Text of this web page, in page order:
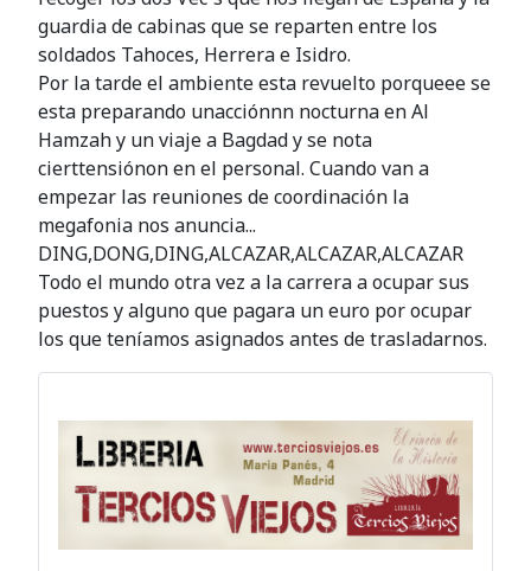
guardia de cabinas que se reparten entre los
soldados Tahoces, Herrera e Isidro.
Por la tarde el ambiente esta revuelto porqueee se
esta preparando unacciónnn nocturna en Al
Hamzah y un viaje a Bagdad y se nota
cierttensiónon en el personal. Cuando van a
empezar las reuniones de coordinación la
megafonia nos anuncia...
DING,DONG,DING,ALCAZAR,ALCAZAR,ALCAZAR
Todo el mundo otra vez a la carrera a ocupar sus
puestos y alguno que pagara un euro por ocupar
los que teníamos asignados antes de trasladarnos.